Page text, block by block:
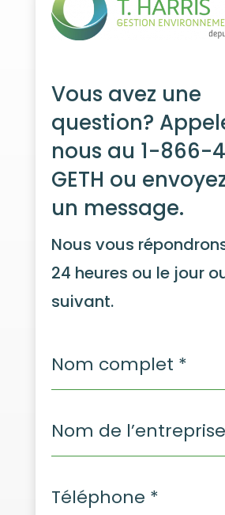
Vous avez une
question?
nous au 1-866-
GETH ou
un message.
Nous vous
24 heures ou le jour
suivant.